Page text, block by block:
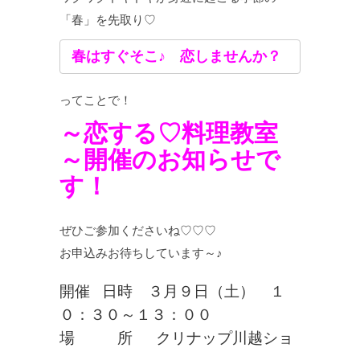
「春」を先取り♡
春はすぐそこ♪ 恋しませんか？
ってことで！
～恋する♡料理教室
～開催のお知らせで
す！
ぜひご参加くださいね♡♡♡
お申込みお待ちしています～♪
開催 日時 ３月９日（土） １
０：３０～１３：００
場 所 クリナップ川越ショ